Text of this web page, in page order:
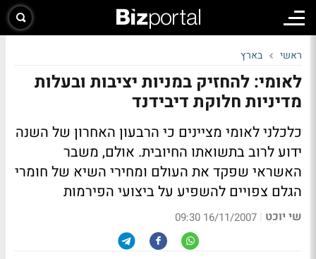
ראשי בארץ
לאומי: להחזיק במניות יציבות ובעלות
מדיניות חלוקת דיבידנד
כלכלני לאומי מציינים כי הרבעון האחרון של השנה
ידוע לרוב בתשואתו החיובית. אולם, משבר
האשראי שפקד את העולם ומחירי השיא של חומרי
הגלם צפויים להשפיע על ביצועי הפירמות
שי יוכט |
16/11/2007 09:30